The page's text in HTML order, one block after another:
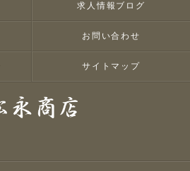
求人情報ブログ
お問い合わせ
サイトマップ